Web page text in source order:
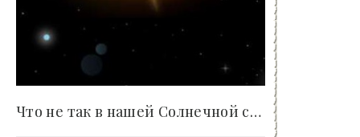
Что не так в нашей Солнечной системе? - «Клуб -..